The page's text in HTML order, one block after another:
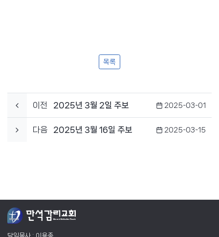
목록
이전 2025년 3월 2일 주보 2025-03-01
다음 2025년 3월 16일 주보 2025-03-15
담임목사 : 이용종